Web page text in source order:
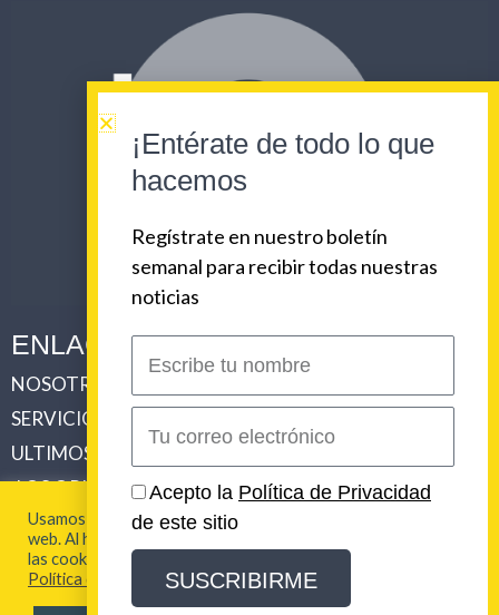
ENLACES CORPORATIVOS
NOSOTROS
SERVICIOS
ULTIMOS TRABAJOS
LOS ORIGENES DE URBAN BEAT
CONTACTO
2026 Urban Beat Contenidos
Usamos cookies para brindarte la mejor experiencia en esta
web. Al hacer clic en "Aceptar todo", acepta el uso de TODAS
las cookies. Para más información visita nuestra
Política de Cookies
¡Entérate de todo lo que
hacemos
Regístrate en nuestro boletín
semanal para recibir todas nuestras
noticias
nombre
electrónico
Acepto la Política de Privacidad
de este sitio
SUSCRIBIRME